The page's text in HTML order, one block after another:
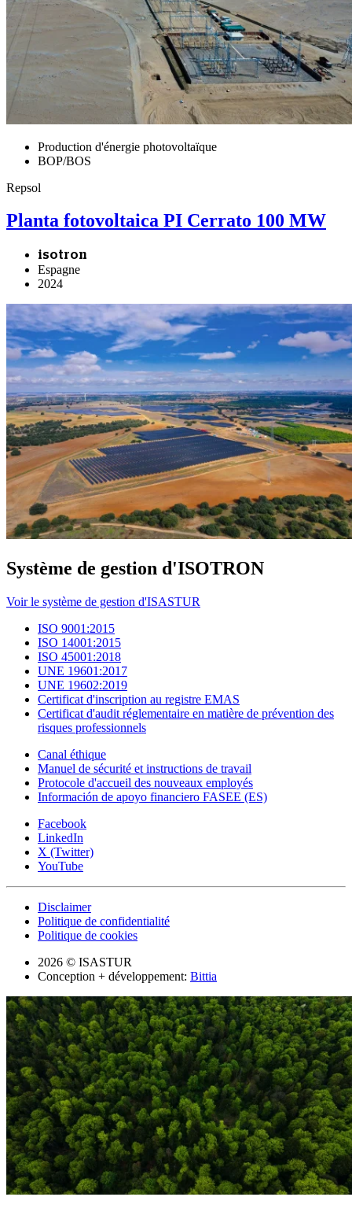
Production d'énergie photovoltaïque
BOP/BOS
Repsol
Planta fotovoltaica PI Cerrato 100 MW
isotron
Espagne
2024
Système de gestion d'ISOTRON
Voir le système de gestion d'ISASTUR
ISO 9001:2015
ISO 14001:2015
ISO 45001:2018
UNE 19601:2017
UNE 19602:2019
Certificat d'inscription au registre EMAS
Certificat d'audit réglementaire en matière de prévention des
risques professionnels
Canal éthique
Manuel de sécurité et instructions de travail
Protocole d'accueil des nouveaux employés
Información de apoyo financiero FASEE (ES)
Facebook
LinkedIn
X (Twitter)
YouTube
Disclaimer
Politique de confidentialité
Politique de cookies
2026 © ISASTUR
Conception + développement: Bittia